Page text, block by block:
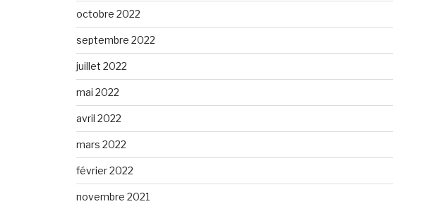
octobre 2022
septembre 2022
juillet 2022
mai 2022
avril 2022
mars 2022
février 2022
novembre 2021